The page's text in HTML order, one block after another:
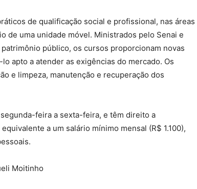
de qualificação social e profissional, nas áreas
de uma unidade móvel. Ministrados pelo Senai e
público, os cursos proporcionam novas
apto a atender as exigências do mercado. Os
e limpeza, manutenção e recuperação dos
feira a sexta-feira, e têm direito a
a um salário mínimo mensal (R$ 1.100),
Moitinho